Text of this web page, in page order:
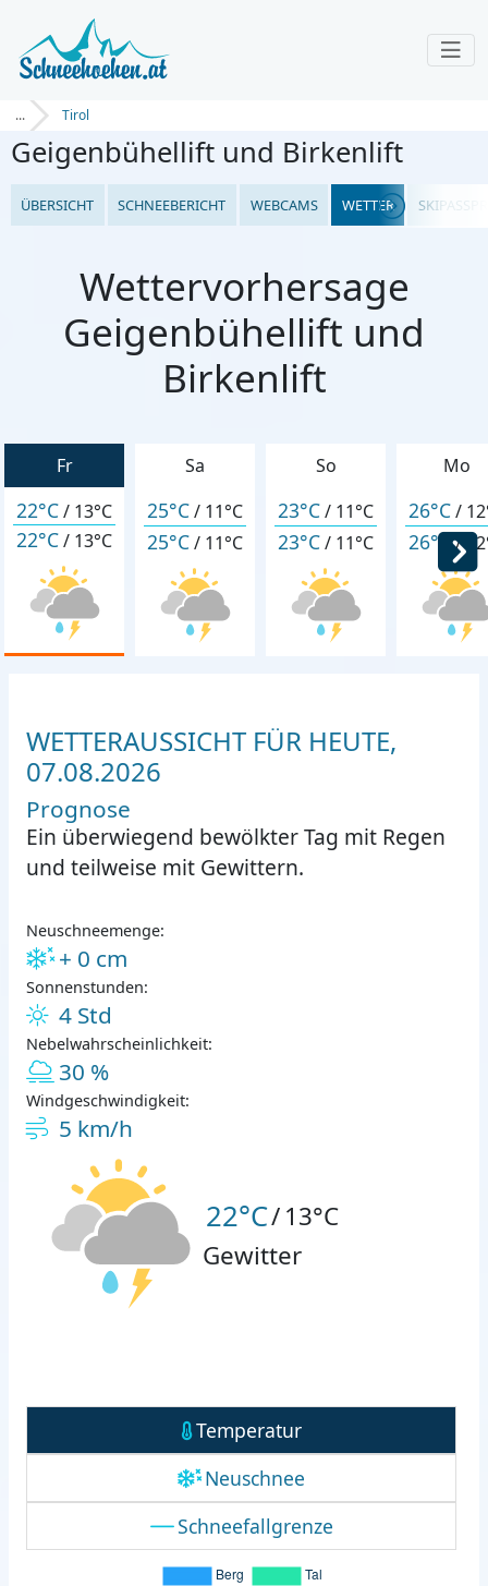
... Tirol
Geigenbühellift und Birkenlift
ÜBERSICHT SCHNEEBERICHT WEBCAMS WETTER
Wettervorhersage
Geigenbühellift und
Birkenlift
Fr
22°C/ 13°C
22°C/ 13°C
Sa
25°C/ 11°C
25°C/ 11°C
So
23°C/ 11°C
23°C/ 11°C
Mo
26°C/
26°C /
WETTERAUSSICHT FÜR HEUTE,
07.08.2026
Prognose
Ein überwiegend bewölkter Tag mit Regen
und teilweise mit Gewittern.
Neuschneemenge:
+ 0 cm
Sonnenstunden:
4 Std
Nebelwahrscheinlichkeit:
30 %
Windgeschwindigkeit:
5 km/h
22°C/13°C
Gewitter
Temperatur
Neuschnee
Schneefallgrenze